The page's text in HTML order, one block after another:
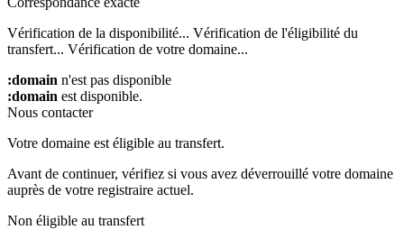
Vérification de la disponibilité... Vérification de l'éligibilité du
transfert... Vérification de votre domaine...
:domain n'est pas disponible
:domain est disponible.
Nous contacter
Votre domaine est éligible au transfert.
Avant de continuer, vérifiez si vous avez déverrouillé votre domaine
auprès de votre registraire actuel.
Non éligible au transfert